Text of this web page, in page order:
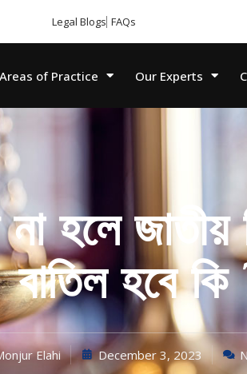
Legal Blogs FAQs
Areas of Practice Our Experts
হলে জাতীয়
বাতিল হবে কি
Elahi December 3, 2023